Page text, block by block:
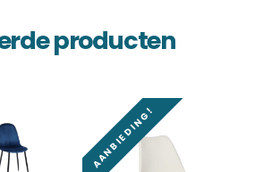
producten
AANBIEDING!